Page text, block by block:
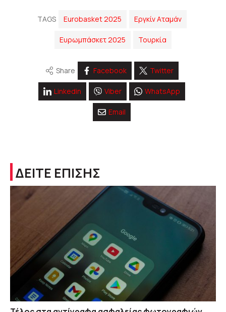
TAGS Eurobasket 2025 Εργκίν Αταμάν
Ευρωμπάσκετ 2025 Τουρκία
Share Facebook Twitter
Linkedin Viber WhatsApp
Email
ΔΕΙΤΕ ΕΠΙΣΗΣ